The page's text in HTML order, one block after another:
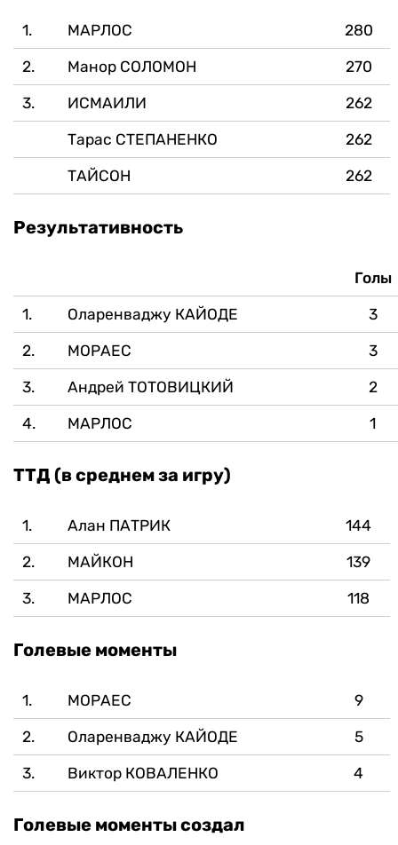
1. МАРЛОС 280
2. Манор СОЛОМОН 270
3. ИСМАИЛИ 262
Тарас СТЕПАНЕНКО 262
ТАЙСОН 262
Результативность
Голы
1. Оларенваджу КАЙОДЕ 3
2. МОРАЕС 3
3. Андрей ТОТОВИЦКИЙ 2
4. МАРЛОС 1
ТТД (в среднем за игру)
1. Алан ПАТРИК 144
2. МАЙКОН 139
3. МАРЛОС 118
Голевые моменты
1. МОРАЕС 9
2. Оларенваджу КАЙОДЕ 5
3. Виктор КОВАЛЕНКО 4
Голевые моменты создал